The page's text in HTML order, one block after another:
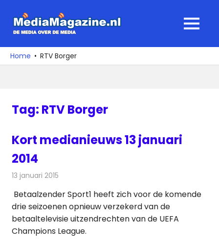
naar
media
over
MENU
Home RTV Borger
Tag: RTV Borger
Kort medianieuws 13 januari
2014
13 januari 2015
Betaalzender Sport1 heeft zich voor de komende
drie seizoenen opnieuw verzekerd van de
betaaltelevisie uitzendrechten van de UEFA
Champions League.